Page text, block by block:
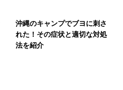
沖縄のキャンプでブヨに刺さ
れた！その症状と適切な対処
法を紹介